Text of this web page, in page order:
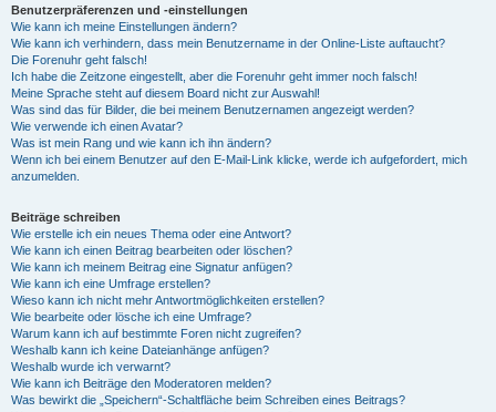
Benutzerpräferenzen und -einstellungen
Wie kann ich meine Einstellungen ändern?
Wie kann ich verhindern, dass mein Benutzername in der Online-Liste auftaucht?
Die Forenuhr geht falsch!
Ich habe die Zeitzone eingestellt, aber die Forenuhr geht immer noch falsch!
Meine Sprache steht auf diesem Board nicht zur Auswahl!
Was sind das für Bilder, die bei meinem Benutzernamen angezeigt werden?
Wie verwende ich einen Avatar?
Was ist mein Rang und wie kann ich ihn ändern?
Wenn ich bei einem Benutzer auf den E-Mail-Link klicke, werde ich aufgefordert, mich
anzumelden.
Beiträge schreiben
Wie erstelle ich ein neues Thema oder eine Antwort?
Wie kann ich einen Beitrag bearbeiten oder löschen?
Wie kann ich meinem Beitrag eine Signatur anfügen?
Wie kann ich eine Umfrage erstellen?
Wieso kann ich nicht mehr Antwortmöglichkeiten erstellen?
Wie bearbeite oder lösche ich eine Umfrage?
Warum kann ich auf bestimmte Foren nicht zugreifen?
Weshalb kann ich keine Dateianhänge anfügen?
Weshalb wurde ich verwarnt?
Wie kann ich Beiträge den Moderatoren melden?
Was bewirkt die „Speichern“-Schaltfläche beim Schreiben eines Beitrags?